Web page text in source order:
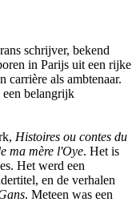
schrijver, bekend
in Parijs uit een rijke
carrière als ambtenaar.
belangrijk
Histoires ou contes du
ma mère l'Oye. Het is
Het werd een
en de verhalen
. Meteen was een